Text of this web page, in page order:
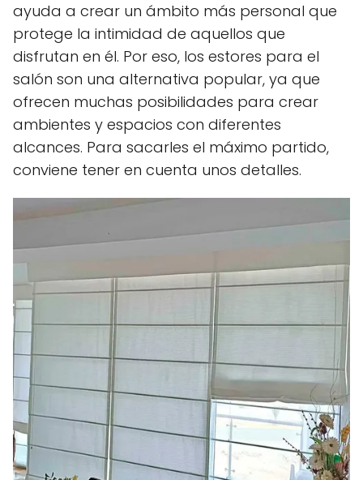
ayuda a crear un ámbito más personal que
protege la intimidad de aquellos que
disfrutan en él. Por eso, los estores para el
salón son una alternativa popular, ya que
ofrecen muchas posibilidades para crear
ambientes y espacios con diferentes
alcances. Para sacarles el máximo partido,
conviene tener en cuenta unos detalles.